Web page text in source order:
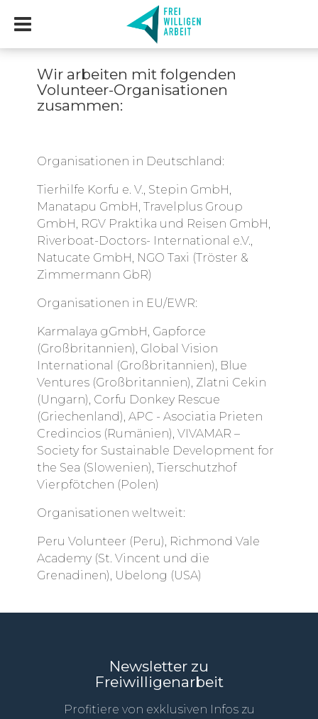
Wir arbeiten mit folgenden
Volunteer-Organisationen
zusammen:
Organisationen in Deutschland:
Tierhilfe Korfu e. V., Stepin GmbH,
Manatapu GmbH, Travelplus Group
GmbH, RGV Praktika und Reisen GmbH,
Riverboat-Doctors- International e.V.,
Natucate GmbH, NGO Taxi (Tröster &
Zimmermann GbR)
Organisationen in EU/EWR:
Karmalaya gGmbH, Gapforce
(Großbritannien), Global Vision
International (Großbritannien), Blue
Ventures (Großbritannien), Zlatni Cekin
(Ungarn), Corfu Donkey Rescue
(Griechenland), APC -Asociatia Prieten
Credincios (Rumänien),VIVAMAR –
Society for Sustainable Development for
the Sea (Slowenien), Tierschutzhof
Vierpfötchen (Polen)
Organisationen weltweit:
Peru Volunteer (Peru), Richmond Vale
Academy (St. Vincent und die
Grenadinen), Ubelong (USA)
Newsletter zu
Freiwilligenarbeit
Profitiere von exklusiven Infos zu